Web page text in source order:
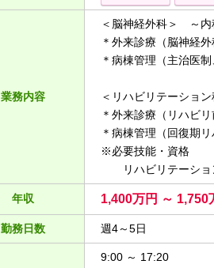
業務内容
＜脳神経外科＞ ～内
＊外来診療（脳神経
＊病棟管理（主治医制
＜リハビリテーショ
＊外来診療（リハビリ
＊病棟管理（回復期
※必要技能・資格
リハビリテーショ
年収 1,400万円 ～ 1,750
勤務日数 週4～5日
9:00 ～ 17:20